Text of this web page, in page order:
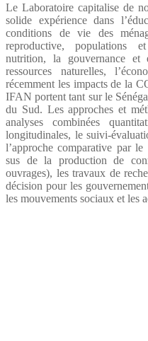
Le Laboratoire capitalise de
solide expérience dans
conditions de vie des
reproductive, populations
nutrition, la gouvernance et
ressources naturelles,
récemment les impacts de la
IFAN portent tant sur le
du Sud. Les approches et
analyses combinées
longitudinales, le suivi-
l’approche comparative par
sus de la production de
ouvrages), les travaux de
décision pour les
les mouvements sociaux et les